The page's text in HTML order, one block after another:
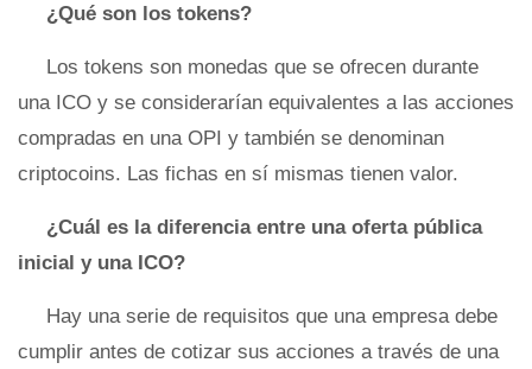
¿Qué son los tokens?
Los tokens son monedas que se ofrecen durante
una ICO y se considerarían equivalentes a las acciones
compradas en una OPI y también se denominan
criptocoins. Las fichas en sí mismas tienen valor.
¿Cuál es la diferencia entre una oferta pública
inicial y una ICO?
Hay una serie de requisitos que una empresa debe
cumplir antes de cotizar sus acciones a través de una